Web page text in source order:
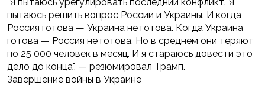
пытаюсь решить вопрос России и Украины. И когда
Россия готова — Украина не готова. Когда Украина
готова — Россия не готова. Но в среднем они теряют
по 25 000 человек в месяц. И я стараюсь довести это
дело до конца", — резюмировал Трамп.
Завершение войны в Украине